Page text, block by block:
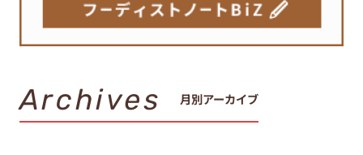
Archives 月別アーカイブ